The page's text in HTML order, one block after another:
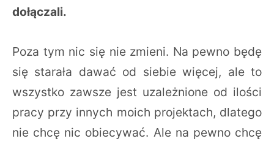
dołączali.
Poza tym nic się nie zmieni. Na pewno będę
się starała dawać od siebie więcej, ale to
wszystko zawsze jest uzależnione od ilości
pracy przy innych moich projektach, dlatego
nie chcę nic obiecywać. Ale na pewno chcę